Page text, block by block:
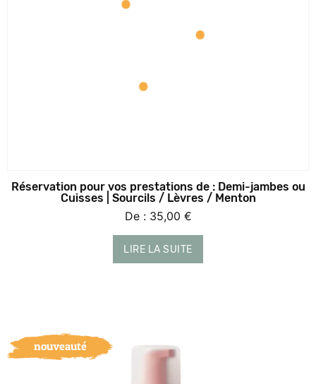
Réservation pour vos prestations de : Demi-jambes ou
Cuisses | Sourcils / Lèvres / Menton
De : 35,00 €
LIRE LA SUITE
nouveauté